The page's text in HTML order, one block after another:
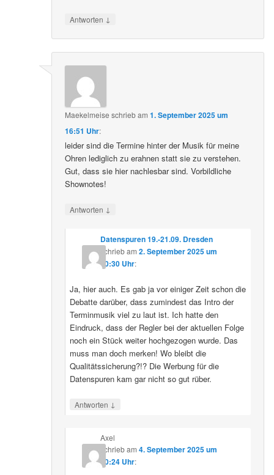
Antworten ↓
Maekelmeise schriebam1. September 2025 um
16:51 Uhr:
leider sind die Termine hinter der Musik für meine
Ohren lediglich zu erahnen statt sie zu verstehen.
Gut, dass sie hier nachlesbar sind. Vorbildliche
Shownotes!
Antworten ↓
Datenspuren 19.-21.09. Dresden
schriebam 2. September 2025 um
10:30 Uhr:
Ja, hier auch. Es gab ja vor einiger Zeit schon die
Debatte darüber, dass zumindest das Intro der
Terminmusik viel zu laut ist. Ich hatte den
Eindruck, dass der Regler bei der aktuellen Folge
noch ein Stück weiter hochgezogen wurde. Das
muss man doch merken! Wo bleibt die
Qualitätssicherung?!? Die Werbung für die
Datenspuren kam gar nicht so gut rüber.
Antworten ↓
Axel
schriebam 4. September 2025 um
10:24 Uhr: